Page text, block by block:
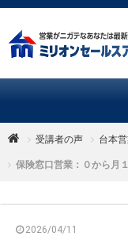
受講者の声 台本
保険窓口営業：０から月
2026/04/11